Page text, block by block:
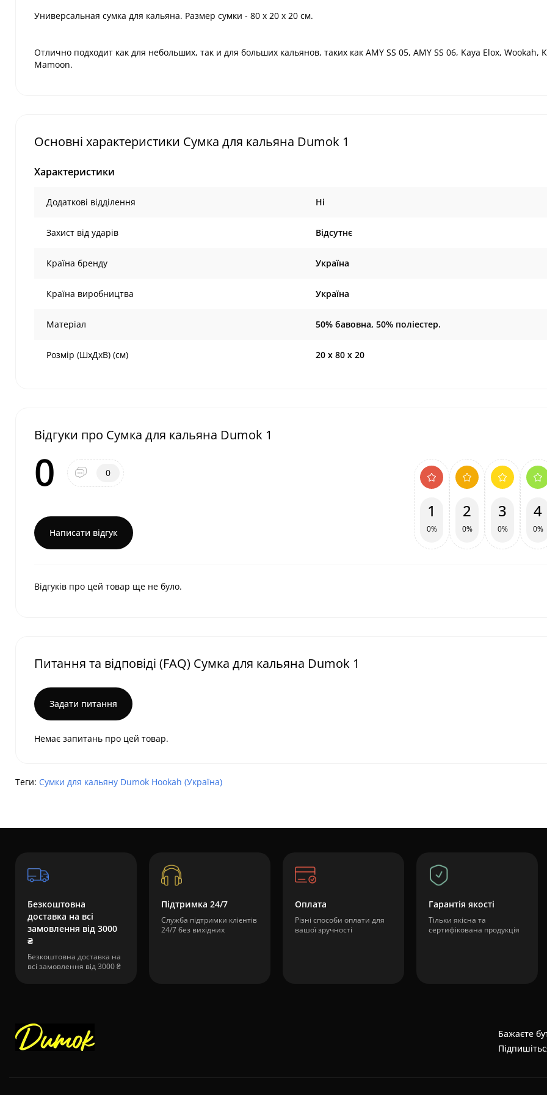
Универсальная сумка для кальяна. Размер сумки - 80 х 20 х 20 см.
Отлично подходит как для небольших, так и для больших кальянов, таких как AMY SS 05, AMY SS 06, Kaya Elox, Wookah,
Mamoon.
Основні характеристики Сумка для кальяна Dumok 1
Характеристики
Додаткові відділення Ні
Захист від ударів Відсутнє
Країна бренду Україна
Країна виробництва Україна
Матеріал 50% бавовна, 50% поліестер.
Розмір (ШхДхВ) (см) 20 х 80 х 20
Відгуки про Сумка для кальяна Dumok 1
0 0
Написати відгук
1
0%
2
0%
3
0%
4
0%
Відгуків про цей товар ще не було.
Питання та відповіді (FAQ) Сумка для кальяна Dumok 1
Задати питання
Немає запитань про цей товар.
Теги: Сумки для кальяну Dumok Hookah (Україна)
Безкоштовна
доставка на всі
замовлення від 3000
₴
Безкоштовна доставка на
всі замовлення від 3000 ₴
Підтримка 24/7
Служба підтримки клієнтів
24/7 без вихідних
Оплата
Різні способи оплати для
вашої зручності
Гарантія якості
Тільки якісна та
сертифікована продукція
Бажаєте